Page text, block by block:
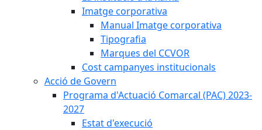
Imatge corporativa
Manual Imatge corporativa
Tipografia
Marques del CCVOR
Cost campanyes institucionals
Acció de Govern
Programa d'Actuació Comarcal (PAC) 2023-
2027
Estat d'execució